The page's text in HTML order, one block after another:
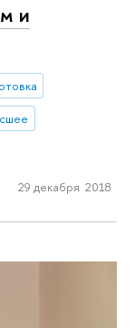
и
29 декабря 2018